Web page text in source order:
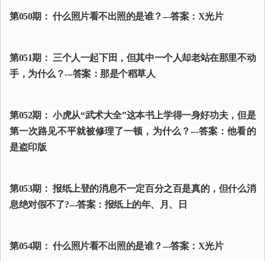
第050期： 什么照片看不出照的是谁？---答案：X光片
第051期： 三个人一起下田，但其中一个人却老站在那里不动
手，为什么？---答案：那是个稻草人
第052期： 小虎从“武术大全”这本书上学得一身好功夫，但是
第一次路见不平就被修理了一顿，为什么？---答案：他看的
是盗印版
第053期： 报纸上登的消息不一定百分之百是真的，但什么消
息绝对假不了?---答案：报纸上的年、月、日
第054期： 什么照片看不出照的是谁？---答案：X光片